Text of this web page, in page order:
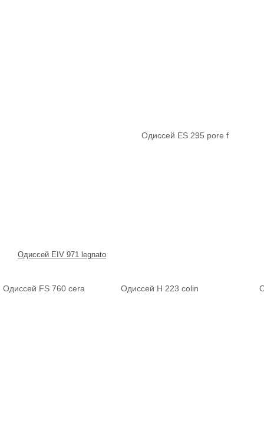
Одиссей EIV 971 legnato
Одиссей ES 295 pore f
Одиссей FS 760 cera Одиссей H 223 colin